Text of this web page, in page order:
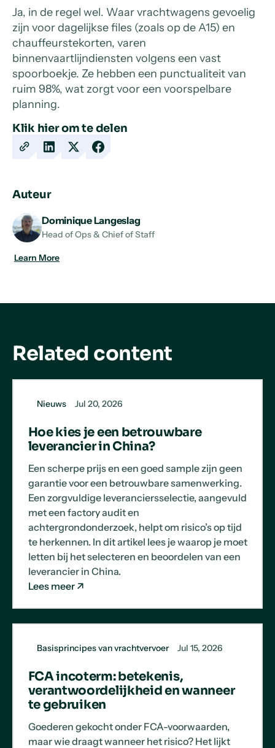
Klik hier om te delen
CopyShareShareShare
Auteur
Dominique Langeslag
Head of Ops & Chief of Staff
Learn More
Ja, in de regel wel. Waar vrachtwagens gevoelig
zijn voor dagelijkse files (zoals op de A15) en
chauffeurstekorten, varen
binnenvaartlijndiensten volgens een vast
spoorboekje. Ze hebben een punctualiteit van
ruim 98%, wat zorgt voor een voorspelbare
planning.
Related content
Nieuws Jul 20, 2026
Hoe kies je een betrouwbare
leverancier in China?
Een scherpe prijs en een goed sample zijn geen
garantie voor een betrouwbare samenwerking.
Een zorgvuldige leveranciersselectie, aangevuld
met een factory audit en
achtergrondonderzoek, helpt om risico’s op tijd
te herkennen. In dit artikel lees je waarop je moet
letten bij het selecteren en beoordelen van een
leverancier in China.
Lees meer
Basisprincipes van vrachtvervoer Jul 15, 2026
FCA incoterm: betekenis,
verantwoordelijkheid en wanneer
te gebruiken
Goederen gekocht onder FCA-voorwaarden,
maar wie draagt wanneer het risico? Het lijkt